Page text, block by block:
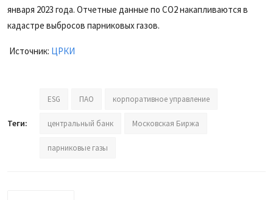
января 2023 года. Отчетные данные по CO2 накапливаются в
кадастре выбросов парниковых газов.
Источник: ЦРКИ
Теги:
ESG ПАО корпоративное управление
центральный банк Московская Биржа
парниковые газы